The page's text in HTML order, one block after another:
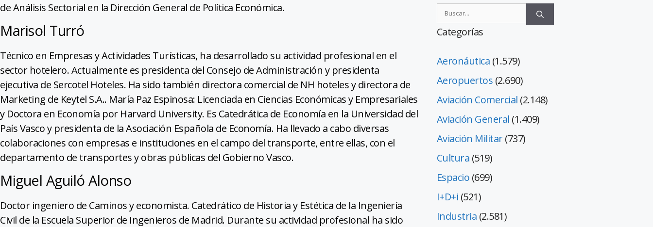
de Análisis Sectorial en la Dirección General de Política Económica.
Marisol Turró
Técnico en Empresas y Actividades Turísticas, ha desarrollado su actividad profesional en el
sector hotelero. Actualmente es presidenta del Consejo de Administración y presidenta
ejecutiva de Sercotel Hoteles. Ha sido también directora comercial de NH hoteles y directora de
Marketing de Keytel S.A.. María Paz Espinosa: Licenciada en Ciencias Económicas y Empresariales
y Doctora en Economía por Harvard University. Es Catedrática de Economía en la Universidad del
País Vasco y presidenta de la Asociación Española de Economía. Ha llevado a cabo diversas
colaboraciones con empresas e instituciones en el campo del transporte, entre ellas, con el
departamento de transportes y obras públicas del Gobierno Vasco.
Miguel Aguiló Alonso
Doctor ingeniero de Caminos y economista. Catedrático de Historia y Estética de la Ingeniería
Civil de la Escuela Superior de Ingenieros de Madrid. Durante su actividad profesional ha sido
Categorías
Aeronáutica (1.579)
Aeropuertos (2.690)
Aviación Comercial (2.148)
Aviación General (1.409)
Aviación Militar(737)
Cultura (519)
Espacio (699)
I+D+i (521)
Industria (2.581)